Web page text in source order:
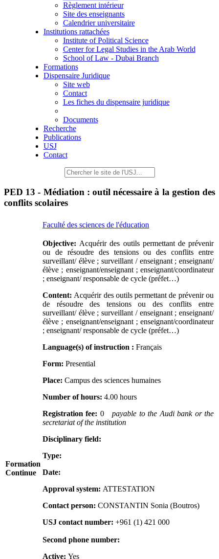
Règlement intérieur
Site des enseignants
Calendrier universitaire
Institutions rattachées
Institute of Political Science
Center for Legal Studies in the Arab World
School of Law - Dubai Branch
Formations
Dispensaire Juridique
Site web
Contact
Les fiches du dispensaire juridique
Documents
Recherche
Publications
USJ
Contact
PED 13 - Médiation : outil nécessaire à la gestion des
conflits scolaires
Faculté des sciences de l'éducation
Formation
Continue
Objective:Acquérir des outils permettant de prévenir
ou de résoudre des tensions ou des conflits entre
surveillant/ élève ; surveillant / enseignant ; enseignant/
élève ; enseignant/enseignant ; enseignant/coordinateur
; enseignant/ responsable de cycle (préfet…)
Content:Acquérir des outils permettant de prévenir ou
de résoudre des tensions ou des conflits entre
surveillant/ élève ; surveillant / enseignant ; enseignant/
élève ; enseignant/enseignant ; enseignant/coordinateur
; enseignant/ responsable de cycle (préfet…)
Language(s) of instruction : Français
Form: Presential
Place: Campus des sciences humaines
Number of hours: 4.00 hours
Registration fee: 0payable to the Audi bank or the
secretariat of the institution
Disciplinary field:
Type:
Date:
Approval system: ATTESTATION
Contact person: CONSTANTIN Sonia (Boutros)
USJ contact number: +961 (1) 421 000
Second phone number:
Active: Yes